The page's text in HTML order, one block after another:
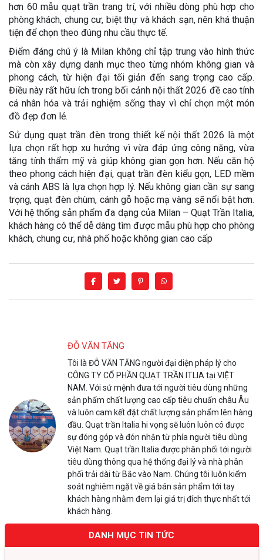
hơn 60 mẫu quạt trần trang trí, với nhiều dòng phù hợp cho
phòng khách, chung cư, biệt thự và khách sạn, nên khá thuận
tiện để chọn theo đúng nhu cầu thực tế.
Điểm đáng chú ý là Milan không chỉ tập trung vào hình thức
mà còn xây dựng danh mục theo từng nhóm không gian và
phong cách, từ hiện đại tối giản đến sang trọng cao cấp.
Điều này rất hữu ích trong bối cảnh nội thất 2026 đề cao tính
cá nhân hóa và trải nghiệm sống thay vì chỉ chọn một món
đồ đẹp đơn lẻ.
Sử dụng quạt trần đèn trong thiết kế nội thất 2026 là một
lựa chọn rất hợp xu hướng vì vừa đáp ứng công năng, vừa
tăng tính thẩm mỹ và giúp không gian gọn hơn. Nếu căn hộ
theo phong cách hiện đại, quạt trần đèn kiểu gọn, LED mềm
và cánh ABS là lựa chọn hợp lý. Nếu không gian cần sự sang
trọng, quạt đèn chùm, cánh gỗ hoặc mạ vàng sẽ nổi bật hơn.
Với hệ thống sản phẩm đa dạng của Milan – Quạt Trần Italia,
khách hàng có thể dễ dàng tìm được mẫu phù hợp cho phòng
khách, chung cư, nhà phố hoặc không gian cao cấp
ĐỖ VĂN TĂNG
Tôi là ĐỖ VĂN TĂNG người đại diện pháp lý cho
CÔNG TY CỔ PHẦN QUẠT TRẦN ITLIA tại VIỆT
NAM. Với sứ mệnh đưa tới người tiêu dùng những
sản phẩm chất lượng cao cấp tiêu chuẩn châu Âu
và luôn cam kết đặt chất lượng sản phẩm lên hàng
đầu. Quạt trần Italia hi vọng sẽ luôn luôn có được
sự đóng góp và đón nhận từ phía người tiêu dùng
Việt Nam. Quạt trần Italia được phân phối tới người
tiêu dùng thông qua hệ thống đại lý và nhà phân
phối trải dài từ Bắc vào Nam. Chúng tôi luôn kiểm
soát nghiêm ngặt về giá bán sản phẩm tới tay
khách hàng nhằm đem lại giá trị đích thực nhất tới
khách hàng.
DANH MỤC TIN TỨC